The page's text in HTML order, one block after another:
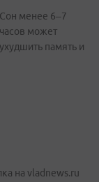
Сон менее 6–7
часов может
ухудшить память и
на vladnews.ru